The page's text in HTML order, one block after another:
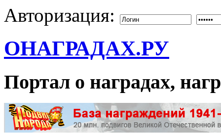
Авторизация:
ОНАГРАДАХ.РУ
Портал о наградах,